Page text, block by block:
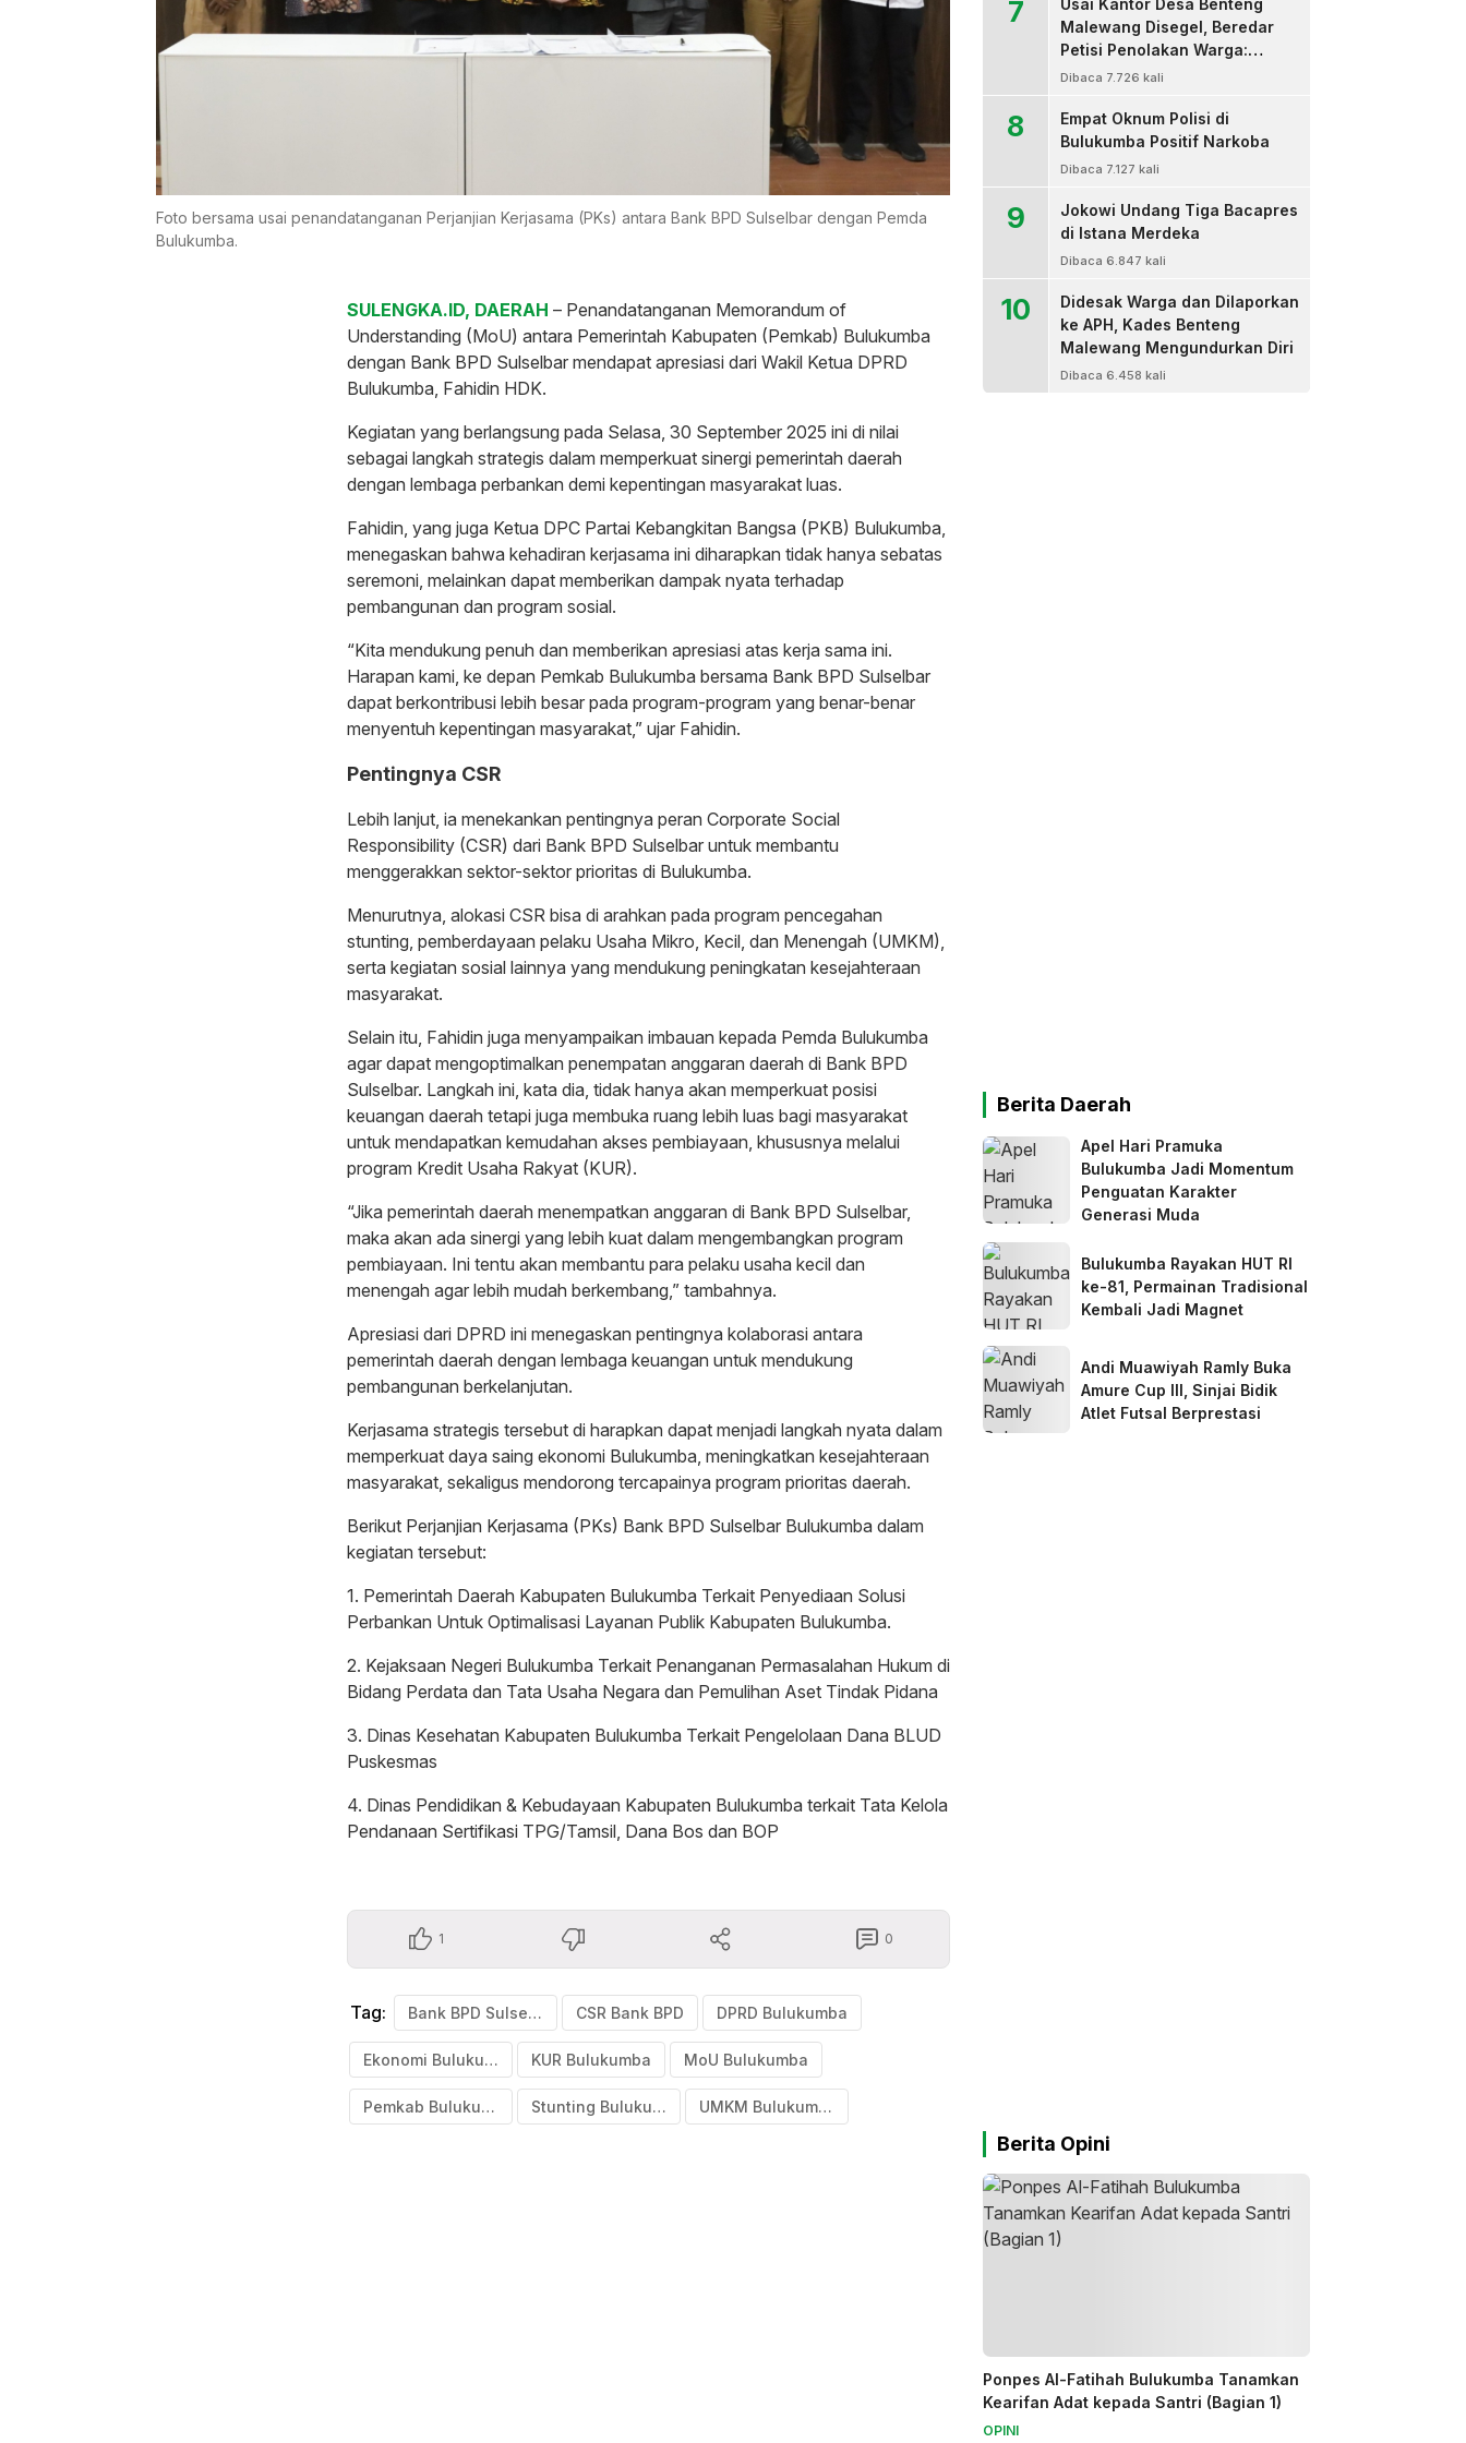
Foto bersama usai penandatanganan Perjanjian Kerjasama (PKs) antara Bank BPD Sulselbar dengan Pemda
Bulukumba.
SULENGKA.ID, DAERAH – Penandatanganan Memorandum of
Understanding (MoU) antara Pemerintah Kabupaten (Pemkab) Bulukumba
dengan Bank BPD Sulselbar mendapat apresiasi dari Wakil Ketua DPRD
Bulukumba, Fahidin HDK.
Kegiatan yang berlangsung pada Selasa, 30 September 2025 ini di nilai
sebagai langkah strategis dalam memperkuat sinergi pemerintah daerah
dengan lembaga perbankan demi kepentingan masyarakat luas.
Fahidin, yang juga Ketua DPC Partai Kebangkitan Bangsa (PKB) Bulukumba,
menegaskan bahwa kehadiran kerjasama ini diharapkan tidak hanya sebatas
seremoni, melainkan dapat memberikan dampak nyata terhadap
pembangunan dan program sosial.
“Kita mendukung penuh dan memberikan apresiasi atas kerja sama ini.
Harapan kami, ke depan Pemkab Bulukumba bersama Bank BPD Sulselbar
dapat berkontribusi lebih besar pada program-program yang benar-benar
menyentuh kepentingan masyarakat,” ujar Fahidin.
Pentingnya CSR
Lebih lanjut, ia menekankan pentingnya peran Corporate Social
Responsibility (CSR) dari Bank BPD Sulselbar untuk membantu
menggerakkan sektor-sektor prioritas di Bulukumba.
Menurutnya, alokasi CSR bisa di arahkan pada program pencegahan
stunting, pemberdayaan pelaku Usaha Mikro, Kecil, dan Menengah (UMKM),
serta kegiatan sosial lainnya yang mendukung peningkatan kesejahteraan
masyarakat.
Selain itu, Fahidin juga menyampaikan imbauan kepada Pemda Bulukumba
agar dapat mengoptimalkan penempatan anggaran daerah di Bank BPD
Sulselbar. Langkah ini, kata dia, tidak hanya akan memperkuat posisi
keuangan daerah tetapi juga membuka ruang lebih luas bagi masyarakat
untuk mendapatkan kemudahan akses pembiayaan, khususnya melalui
program Kredit Usaha Rakyat (KUR).
“Jika pemerintah daerah menempatkan anggaran di Bank BPD Sulselbar,
maka akan ada sinergi yang lebih kuat dalam mengembangkan program
pembiayaan. Ini tentu akan membantu para pelaku usaha kecil dan
menengah agar lebih mudah berkembang,” tambahnya.
Apresiasi dari DPRD ini menegaskan pentingnya kolaborasi antara
pemerintah daerah dengan lembaga keuangan untuk mendukung
pembangunan berkelanjutan.
Kerjasama strategis tersebut di harapkan dapat menjadi langkah nyata dalam
memperkuat daya saing ekonomi Bulukumba, meningkatkan kesejahteraan
masyarakat, sekaligus mendorong tercapainya program prioritas daerah.
Berikut Perjanjian Kerjasama (PKs) Bank BPD Sulselbar Bulukumba dalam
kegiatan tersebut:
1. Pemerintah Daerah Kabupaten Bulukumba Terkait Penyediaan Solusi
Perbankan Untuk Optimalisasi Layanan Publik Kabupaten Bulukumba.
2. Kejaksaan Negeri Bulukumba Terkait Penanganan Permasalahan Hukum di
Bidang Perdata dan Tata Usaha Negara dan Pemulihan Aset Tindak Pidana
3. Dinas Kesehatan Kabupaten Bulukumba Terkait Pengelolaan Dana BLUD
Puskesmas
4. Dinas Pendidikan & Kebudayaan Kabupaten Bulukumba terkait Tata Kelola
Pendanaan Sertifikasi TPG/Tamsil, Dana Bos dan BOP
1 0
Tag: Bank BPD Sulselbar CSR Bank BPD DPRD Bulukumba
Ekonomi Bulukumba KUR Bulukumba MoU Bulukumba
Pemkab Bulukumba Stunting Bulukumba UMKM Bulukumba
7
Usai Kantor Desa Benteng
Malewang Disegel, Beredar
Petisi Penolakan Warga:
Sekretaris Hingga BPD Turut
Dibaca 7.726 kali
8
Empat Oknum Polisi di
Bulukumba Positif Narkoba
Dibaca 7.127 kali
9
Jokowi Undang Tiga Bacapres
di Istana Merdeka
Dibaca 6.847 kali
10
Didesak Warga dan Dilaporkan
ke APH, Kades Benteng
Malewang Mengundurkan Diri
Dibaca 6.458 kali
Berita Daerah
Apel Hari Pramuka
Bulukumba Jadi Momentum
Penguatan Karakter
Generasi Muda
Bulukumba Rayakan HUT RI
ke-81, Permainan Tradisional
Kembali Jadi Magnet
Andi Muawiyah Ramly Buka
Amure Cup III, Sinjai Bidik
Atlet Futsal Berprestasi
Berita Opini
Ponpes Al-Fatihah Bulukumba Tanamkan
Kearifan Adat kepada Santri (Bagian 1)
OPINI